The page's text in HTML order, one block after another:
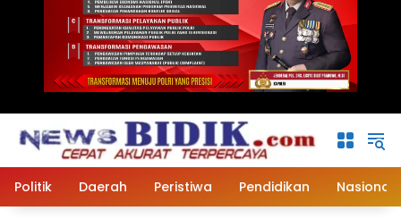
Politik Daerah Peristiwa Pendidikan Nasional